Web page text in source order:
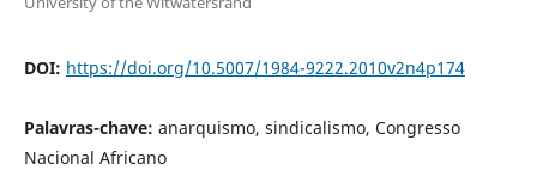
DOI: https://doi.org/10.5007/1984-9222.2010v2n4p174
Palavras-chave: anarquismo, sindicalismo, Congresso
Nacional Africano